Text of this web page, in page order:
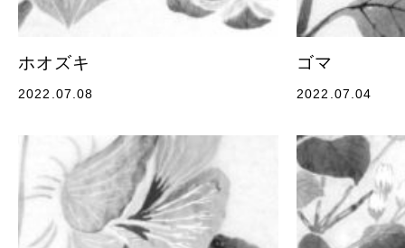
ホオズキ
2022.07.08
ゴマ
2022.07.04